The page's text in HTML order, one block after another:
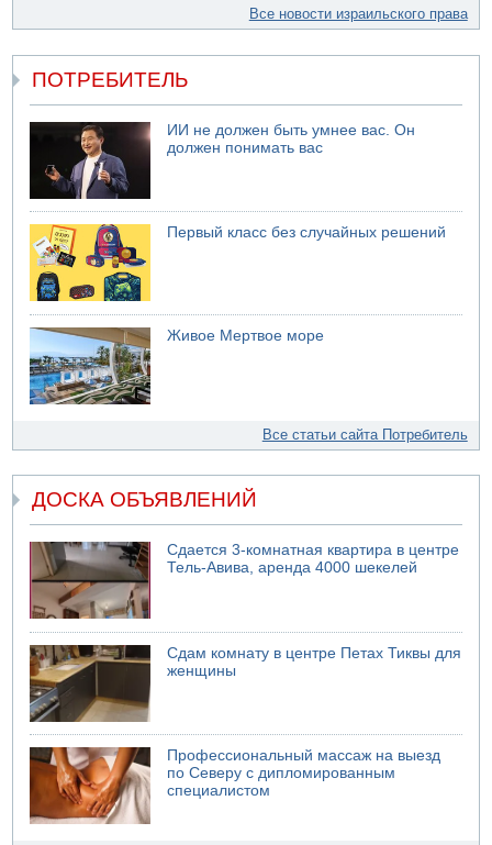
Все новости израильского права
ПОТРЕБИТЕЛЬ
ИИ не должен быть умнее вас. Он
должен понимать вас
Первый класс без случайных решений
Живое Мертвое море
Все статьи сайта Потребитель
ДОСКА ОБЪЯВЛЕНИЙ
Сдается 3-комнатная квартира в центре
Тель-Авива, аренда 4000 шекелей
Сдам комнату в центре Петах Тиквы для
женщины
Профессиональный массаж на выезд
по Северу с дипломированным
специалистом